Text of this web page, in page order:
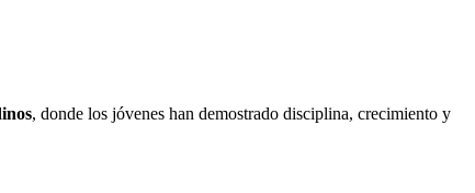
, donde los jóvenes han demostrado disciplina, crecimiento y